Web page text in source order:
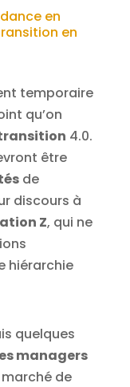
en
en
temporaire
qu’on
4.0.
être
de
discours à
Z, qui ne
hiérarchie
quelques
managers
de